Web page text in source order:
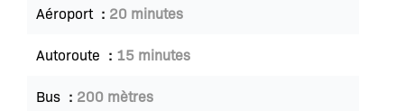
Aéroport 20 minutes
Autoroute 15 minutes
Bus 200 mètres